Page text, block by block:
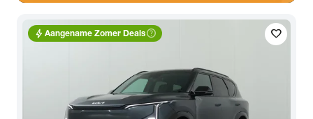
favorite
bolt Aangename Zomer Dealshelp_outline